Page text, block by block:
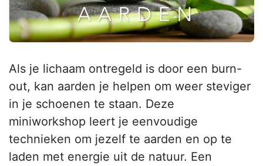
Als je lichaam ontregeld is door een burn-
out, kan aarden je helpen om weer steviger
in je schoenen te staan. Deze
miniworkshop leert je eenvoudige
technieken om jezelf te aarden en op te
laden met energie uit de natuur. Een